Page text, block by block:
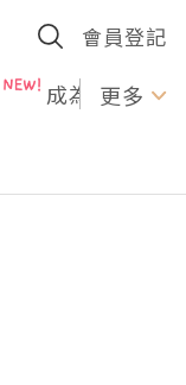
會員登記
成為U更多